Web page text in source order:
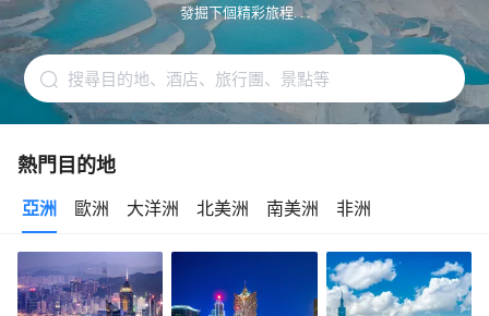
發掘下個精彩旅程. . .
熱門目的地
亞洲 歐洲 大洋洲 北美洲 南美洲 非洲